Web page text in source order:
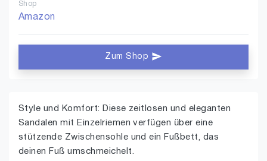
Shop
Amazon
Zum Shop
Style und Komfort: Diese zeitlosen und eleganten
Sandalen mit Einzelriemen verfügen über eine
stützende Zwischensohle und ein Fußbett, das
deinen Fuß umschmeichelt.